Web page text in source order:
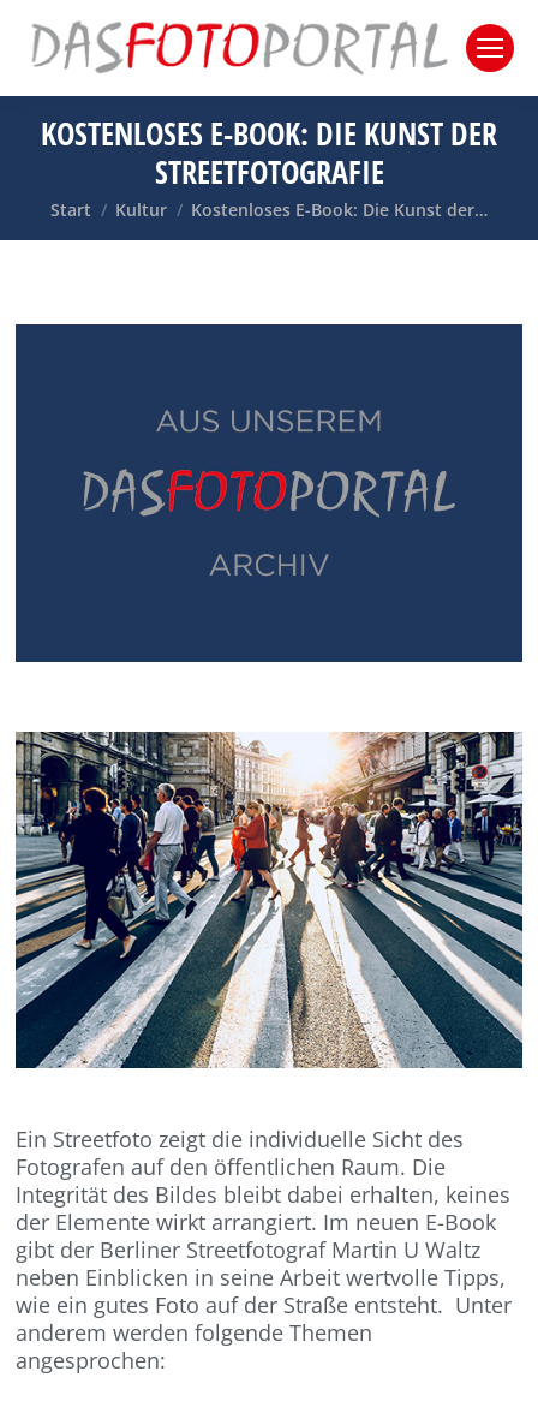
KOSTENLOSES E-BOOK: DIE KUNST DER
STREETFOTOGRAFIE
Sie befinden sich hier:
Start Kultur Kostenloses E-Book: Die Kunst der…
Ein Streetfoto zeigt die individuelle Sicht des
Fotografen auf den öffentlichen Raum. Die
Integrität des Bildes bleibt dabei erhalten, keines
der Elemente wirkt arrangiert. Im neuen E-Book
gibt der Berliner Streetfotograf Martin U Waltz
neben Einblicken in seine Arbeit wertvolle Tipps,
wie ein gutes Foto auf der Straße entsteht. Unter
anderem werden folgende Themen
angesprochen: